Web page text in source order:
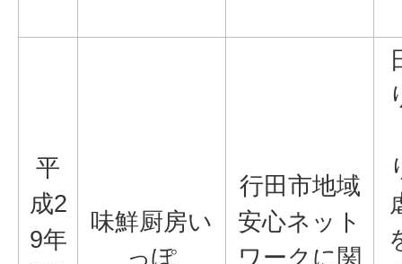
平
成2
9年
味鮮厨房い
っぽ
行田市地域
安心ネット
ワークに関